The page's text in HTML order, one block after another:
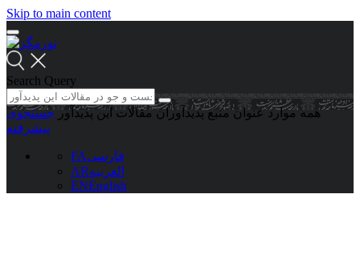
Skip to main content
Search Query
همه موارد عنوان منبع پدیدآوران مقالات این پدیدآور جستجوی
پیشرفته
FAفارسی
ARالعربیه
ENEnglish